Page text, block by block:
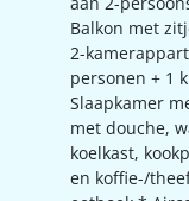
Balkon met
2-
personen + 1
Slaapkamer
met douche,
koelkast,
en koffie-/